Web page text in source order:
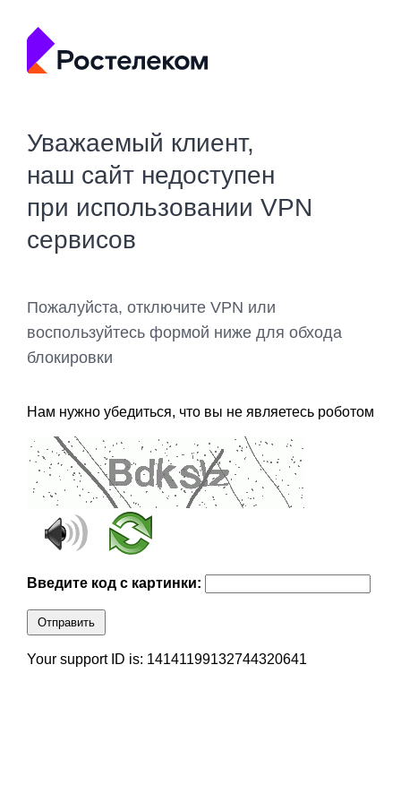
Уважаемый клиент,
наш сайт недоступен
при использовании VPN
сервисов
Пожалуйста, отключите VPN или
воспользуйтесь формой ниже для обхода
блокировки
Нам нужно убедиться, что вы не являетесь роботом
Введите код с картинки:
Отправить
Your support ID is: 14141199132744320641